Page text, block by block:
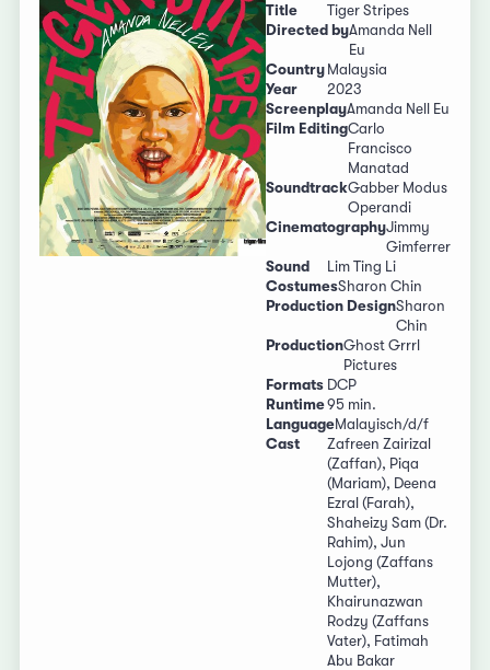
Title
Tiger Stripes
Directed byAmanda Nell
Eu
Country Malaysia
Year
2023
ScreenplayAmanda Nell Eu
Film EditingCarlo
Francisco
Manatad
SoundtrackGabber Modus
Operandi
CinematographyJimmy
Gimferrer
Sound
Lim Ting Li
CostumesSharon Chin
Production DesignSharon
Chin
ProductionGhost Grrrl
Pictures
Formats DCP
Runtime95 min.
LanguageMalayisch/d/f
Cast
Zafreen Zairizal
(Zaffan), Piqa
(Mariam), Deena
Ezral (Farah),
Shaheizy Sam (Dr.
Rahim), Jun
Lojong (Zaffans
Mutter),
Khairunazwan
Rodzy (Zaffans
Vater), Fatimah
Abu Bakar